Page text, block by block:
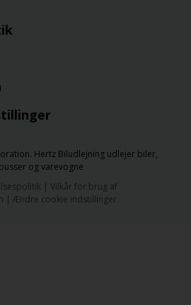
Hertz Biludlejning udlejer biler,
og varevogne
| Vilkår for brug af
| Ændre cookie indstillinger